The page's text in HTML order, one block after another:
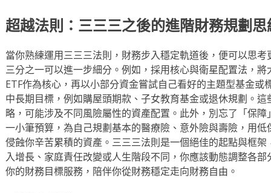
超越法則：三三三之後的進階財務規劃思
當你熟練運用三三三法則，財務步入穩定軌道後，便可以思
三分之一可以進一步細分。例如，採用核心與衛星配置法，
ETF作為核心，再以小部分資金嘗試自己看好的主題型基金或
中長期目標，例如購屋頭期款、子女教育基金或退休規劃。
略，可能涉及不同風險屬性的資產配置。此外，別忘了「保
一小筆預算，為自己規劃基本的醫療險、意外險與壽險，用
侵蝕你辛苦累積的資產。三三三法則是一個絕佳的起點與框
入增長、家庭責任改變或人生階段不同，你應該動態調整各
你的財務目標服務，陪伴你從財務穩定走向財務自由。